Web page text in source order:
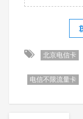
北京电信卡
电信不限流量卡